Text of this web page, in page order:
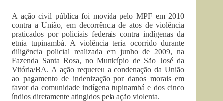
A ação civil pública foi movida pelo MPF em 2010
contra a União, em decorrência de atos de violência
praticados por policiais federais contra indígenas da
etnia tupinambá. A violência teria ocorrido durante
diligência policial realizada em junho de 2009, na
Fazenda Santa Rosa, no Município de São José da
Vitória/BA. A ação requereu a condenação da União
ao pagamento de indenização por danos morais em
favor da comunidade indígena tupinambá e dos cinco
índios diretamente atingidos pela ação violenta.